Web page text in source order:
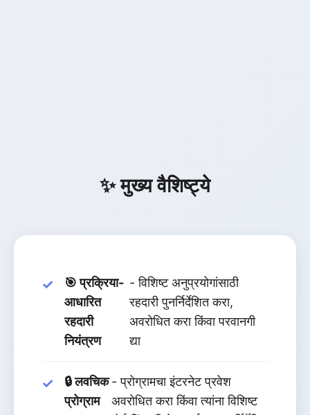
✨ मुख्य वैशिष्ट्ये
🎯 प्रक्रिया-
आधारित
रहदारी
नियंत्रण
- विशिष्ट अनुप्रयोगांसाठी
रहदारी पुनर्निर्देशित करा,
अवरोधित करा किंवा परवानगी
द्या
🔒 लवचिक
प्रोग्राम
- प्रोग्रामचा इंटरनेट प्रवेश
अवरोधित करा किंवा त्यांना विशिष्ट